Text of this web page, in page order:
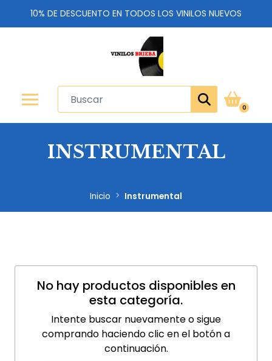
10% DE DESCUENTO EN TODOS LOS VINILOS NUEVOS
0
INSTRUMENTAL
Inicio Instrumental
No hay productos disponibles en
esta categoría.
Intente buscar nuevamente o sigue
comprando haciendo clic en el botón a
continuación.